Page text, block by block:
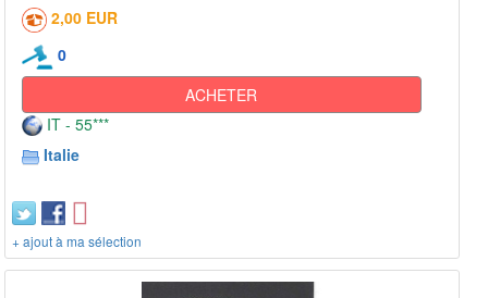
2,00 EUR
0
ACHETER
IT - 55***
Italie
+ ajout à ma sélection